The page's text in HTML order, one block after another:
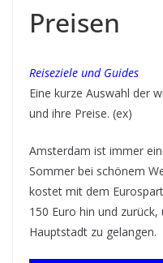
Preisen
Reiseziele und Guides
Eine kurze Auswahl der
und ihre Preise. (ex)
Amsterdam ist immer
Sommer bei schönem
kostet mit dem
150 Euro hin und
Hauptstadt zu gelangen.